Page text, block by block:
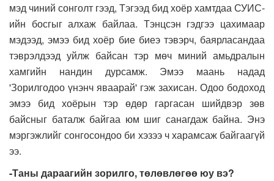
мэд чиний сонголт гээд, Тэгээд бид хоёр хамтдаа СУИС-
ийн босгыг алхаж байлаа. Тэнцсэн гэдгээ цахимаар
мэдээд, эмээ бид хоёр бие биеэ тэвэрч, баярласандаа
тэврэлдээд уйлж байсан тэр мөч миний амьдралын
хамгийн нандин дурсамж. Эмээ маань надад
'Зорилгодоо үнэнч яваарай' гэж захисан. Одоо бодоход
эмээ бид хоёрын тэр өдөр гаргасан шийдвэр зөв
байсныг баталж байгаа юм шиг санагдаж байна. Энэ
мэргэжлийг сонгосондоо би хэзээ ч харамсаж байгаагүй
ээ.
-Таны дараагийн зорилго, төлөвлөгөө юу вэ?